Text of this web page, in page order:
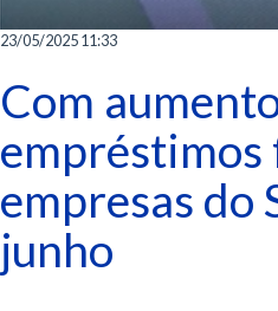
23/05/2025 11:33
Com
empréstimos
empresas do
junho